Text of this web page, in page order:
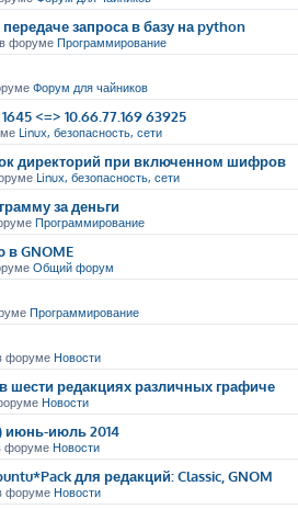
запроса в базу на python
форуме Программирование
Форум для чайников
<=> 10.66.77.169 63925
Linux, безопасность, сети
директорий при включенном шифров
Linux, безопасность, сети
за деньги
Программирование
GNOME
Общий форум
Программирование
форуме Новости
шести редакциях различных графиче
Новости
июнь-июль 2014
форуме Новости
для редакций: Classic, GNOM
форуме Новости